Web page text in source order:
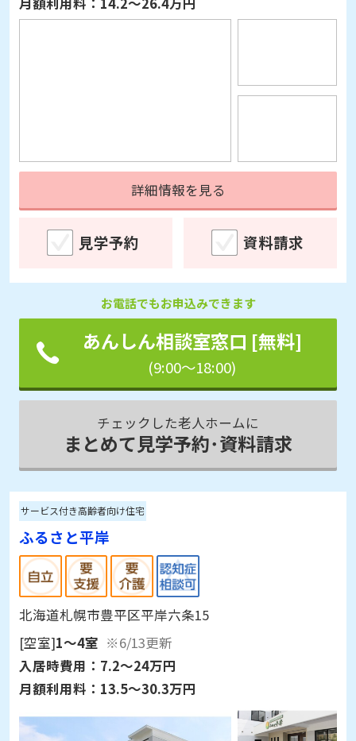
[空室]入居予約受付中 ※6/13更新
詳細情報を見る
見学予約 資料請求
お電話でもお申込みできます
あんしん相談室窓口 [無料]
(9:00～18:00)
チェックした老人ホームに
まとめて見学予約･資料請求
サービス付き高齢者向け住宅
ふるさと平岸
北海道札幌市豊平区平岸六条15
[空室]1～4室 ※6/13更新
入居時費用：7.2～24万円